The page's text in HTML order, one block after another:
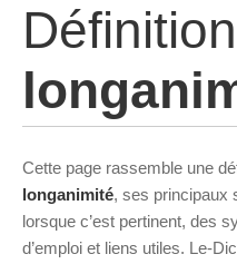
Définition
Cette page rassemble une
longanimité, ses principaux
lorsque c’est pertinent, des
d’emploi et liens utiles. Le-